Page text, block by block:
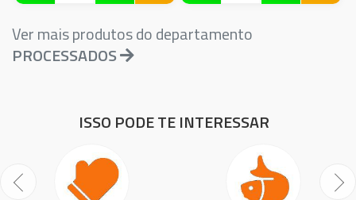
Ver mais produtos do departamento
PROCESSADOS
ISSO PODE TE INTERESSAR